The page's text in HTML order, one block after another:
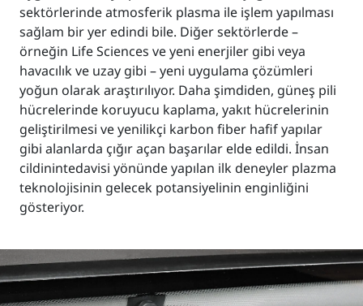
sektörlerinde atmosferik plasma ile işlem yapılması
sağlam bir yer edindi bile. Diğer sektörlerde –
örneğin Life Sciences ve yeni enerjiler gibi veya
havacılık ve uzay gibi – yeni uygulama çözümleri
yoğun olarak araştırılıyor. Daha şimdiden, güneş pili
hücrelerinde koruyucu kaplama, yakıt hücrelerinin
geliştirilmesi ve yenilikçi karbon fiber hafif yapılar
gibi alanlarda çığır açan başarılar elde edildi. İnsan
cildinintedavisi yönünde yapılan ilk deneyler plazma
teknolojisinin gelecek potansiyelinin enginliğini
gösteriyor.